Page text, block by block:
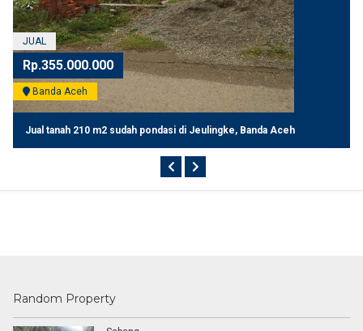
JUAL
Rp.355.000.000
Banda Aceh
Jual tanah 210 m2 sudah pondasi di Jeulingke, Banda Aceh
Random Property